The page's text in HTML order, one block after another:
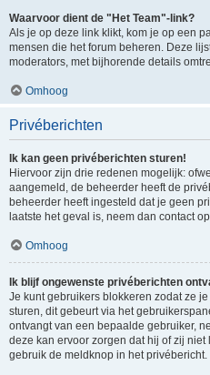
Waarvoor dient de "Het Team"-link?
Als je op deze link klikt, kom je op een
mensen die het forum beheren. Deze
moderators, met bijhorende details
Omhoog
Privéberichten
Ik kan geen privéberichten sturen!
Hiervoor zijn drie redenen mogelijk:
aangemeld, de beheerder heeft de
beheerder heeft ingesteld dat je geen
laatste het geval is, neem dan contact
Omhoog
Ik blijf ongewenste privéberichten
Je kunt gebruikers blokkeren zodat ze
sturen, dit gebeurt via het
ontvangt van een bepaalde gebruiker,
deze kan ervoor zorgen dat hij of zij
gebruik de meldknop in het privébericht.